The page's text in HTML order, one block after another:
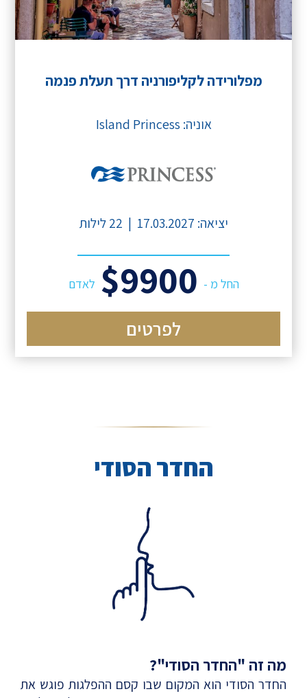
מפלורידה לקליפורניה דרך תעלת פנמה
אוניה: Island Princess
יציאה: 17.03.2027 | 22 לילות
החל מ - $9900 לאדם
לפרטים
החדר הסודי
מה זה "החדר הסודי"?
החדר הסודי הוא המקום שבו קסם ההפלגות פוגש את